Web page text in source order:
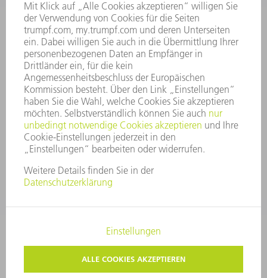
GESCHÄFTSBERICHT
UNTERNEHMENSGRUNDSÄTZE
COMPLIANCE
HINWEISGEBERSYSTEM
SECURITY
PRESSEMITTEILUNGEN
MAGAZINE
LIEFERANTEN
NACHHALTIGKEIT
UMWELT & KLIMA
SOZIALES & GESELLSCHAFT
UNTERNEHMENSFÜHRUNG
IMPRESSUM
DATENSCHUTZ
COPYRIGHT UND MARKENZEICHEN
AGB
PRIVATSPHÄRE-EINSTELLUNGEN